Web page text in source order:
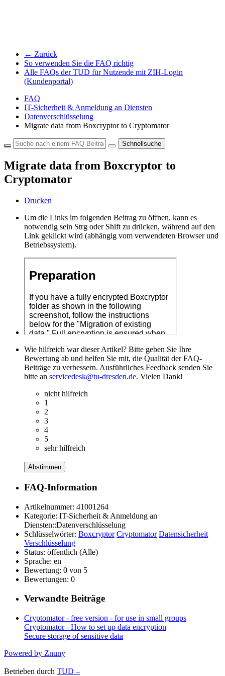
← Zurück
So verwenden Sie die FAQ richtig
Alle FAQs der TUD für Nutzende mit ZIH-Login
(Kundenportal)
FAQ
IT-Sicherheit & Anmeldung an Diensten
Datenverschlüsselung
Migrate data from Boxcryptor to Cryptomator
Schnellsuche
Migrate data from Boxcryptor to
Cryptomator
Drucken
Um die Links im folgenden Beitrag zu öffnen, kann es
notwendig sein Strg oder Shift zu drücken, während auf den
Link geklickt wird (abhängig vom verwendeten Browser und
Betriebssystem).
Wie hilfreich war dieser Artikel? Bitte geben Sie Ihre
Bewertung ab und helfen Sie mit, die Qualität der FAQ-
Beiträge zu verbessern. Ausführliches Feedback senden Sie
bitte an servicedesk@tu-dresden.de. Vielen Dank!
nicht hilfreich
1
2
3
4
5
sehr hilfreich
Abstimmen
FAQ-Information
Artikelnummer: 41001264
Kategorie: IT-Sicherheit & Anmeldung an
Diensten::Datenverschlüsselung
Schlüsselwörter: Boxcryptor Cryptomator Datensicherheit
Verschlüsselung
Status: öffentlich (Alle)
Sprache: en
Bewertung: 0 von 5
Bewertungen: 0
Verwandte Beiträge
Cryptomator - free version - for use in small groups
Cryptomator - How to set up data encryption
Secure storage of sensitive data
Powered by Znuny
Betrieben durch TUD –